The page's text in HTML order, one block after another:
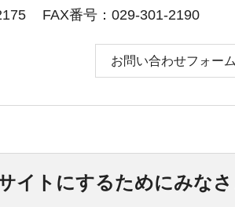
FAX番号：029-301-2190
お問い合わせフォーム
イトにするためにみな